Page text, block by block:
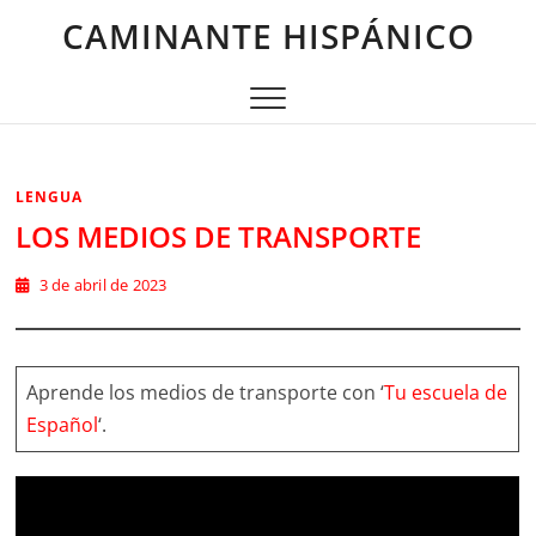
CAMINANTE HISPÁNICO
LENGUA
LOS MEDIOS DE TRANSPORTE
3 de abril de 2023
Aprende los medios de transporte con ‘Tu escuela de
Español‘.